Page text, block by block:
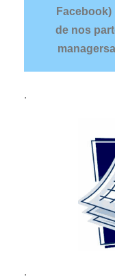
Facebook)
de nos
.
.